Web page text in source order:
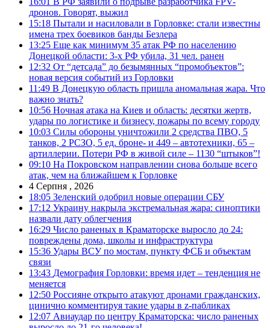
дронов. Говорят, выжил
15:18 Пытали и насиловали в Горловке: стали известны
имена трех боевиков банды Безлера
13:25 Еще как минимум 35 атак РФ по населению
Донецкой области: 3-х РФ убила, 31 чел. ранен
12:32 От “детсада” до безымянных “промобъектов”:
новая версия событий из Горловки
11:49 В Донецкую область пришла аномальная жара. Что
важно знать?
10:56 Ночная атака на Киев и область: десятки жертв,
удары по логистике и бизнесу, пожары по всему городу
10:03 Силы обороны уничтожили 2 средства ПВО, 5
танков, 2 РСЗО, 5 ед. броне- и 449 – автотехники, 65 –
артиллерии. Потери РФ в живой силе – 1130 “штыков”!
09:10 На Покровском направлении снова больше всего
атак, чем на ближайшем к Горловке
4 Серпня , 2026
18:05 Зеленский одобрил новые операции СБУ
17:12 Украину накрыла экстремальная жара: синоптики
назвали дату облегчения
16:29 Число раненых в Краматорске выросло до 24:
повреждены дома, школы и инфраструктура
15:36 Удары ВСУ по мостам, пункту ФСБ и объектам
связи
13:43 Демография Горловки: время идет – тенденция не
меняется
12:50 Россияне открыто атакуют дронами гражданских,
цинично комментируя такие удары в z-пабликах
12:07 Авиаудар по центру Краматорска: число раненых